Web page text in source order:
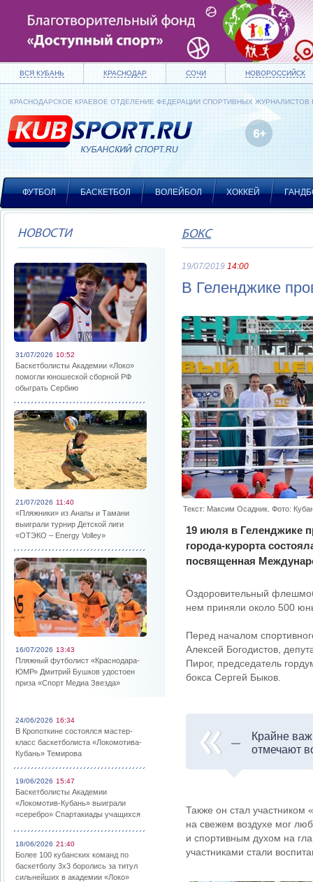
ВСЯ КУБАНЬ КРАСНОДАР СОЧИ НОВОРОССИЙСК
КРАСНОДАРСКОЕ КРАЕВОЕ ОТДЕЛЕНИЕ ФЕДЕРАЦИИ СПОРТИВНЫХ ЖУРНАЛИСТОВ
ФУТБОЛ БАСКЕТБОЛ ВОЛЕЙБОЛ ХОККЕЙ
НОВОСТИ
31/07/2026 10:52
Баскетболисты Академии «Локо»
помогли юношеской сборной РФ
обыграть Сербию
21/07/2026 11:40
«Пляжники» из Анапы и Тамани
выиграли турнир Детской лиги
«ОТЭКО – Energy Volley»
16/07/2026 13:43
Пляжный футболист «Краснодара-
ЮМР» Дмитрий Бушков удостоен
приза «Спорт Медиа Звезда»
24/06/2026 16:34
В Кропоткине состоялся мастер-
класс баскетболиста «Локомотива-
Кубань» Темирова
19/06/2026 15:47
Баскетболисты Академии
«Локомотив-Кубань» выиграли
«серебро» Спартакиады учащихся
18/06/2026 21:40
Более 100 кубанских команд по
баскетболу 3х3 боролись за титул
сильнейших в академии «Локо»
БОКС
19/07/2019 14:00
В Геленджике
Текст: Максим Осадник. Фото:
19 июля в Геленджике
города-курорта
посвященная
Оздоровительный
нем приняли около 500
Перед началом
Алексей Богодистов,
Пирог, председатель
бокса Сергей Быков.
Крайне
отмечают
Также он стал
на свежем воздухе мог
и спортивным духом на
участниками стали